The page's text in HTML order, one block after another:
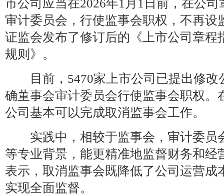
市公司应当在2026年1月1日前，在公
审计委员会，行使监事会职权，不再设
证监会发布了修订后的《上市公司章程
规则》。
目前，5470家上市公司已提出修改
确董事会审计委员会行使监事会职权。
公司基本可以完成取消监事会工作。
实践中，相较于监事会，审计委员
等专业背景，能更精准地监督财务和经
表示，取消监事会既降低了公司运营成
实现全面监督。